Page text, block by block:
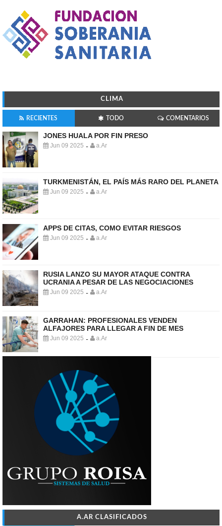
CLIMA
RECIENTES TODO COMENTARIOS
JONES HUALA POR FIN PRESO
Jun 09 2025 - a.Ar
TURKMENISTÁN, EL PAÍS MÁS RARO DEL PLANETA
Jun 09 2025 - a.Ar
APPS DE CITAS, COMO EVITAR RIESGOS
Jun 09 2025 - a.Ar
RUSIA LANZO SU MAYOR ATAQUE CONTRA
UCRANIA A PESAR DE LAS NEGOCIACIONES
Jun 09 2025 - a.Ar
GARRAHAN: PROFESIONALES VENDEN
ALFAJORES PARA LLEGAR A FIN DE MES
Jun 09 2025 - a.Ar
A.AR CLASIFICADOS